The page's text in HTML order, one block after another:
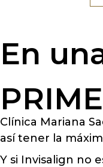
En
Clínica Mariana
así tener la
Y si Invisalign no